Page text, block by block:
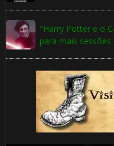
"Harry Potter e o
para mais sessões